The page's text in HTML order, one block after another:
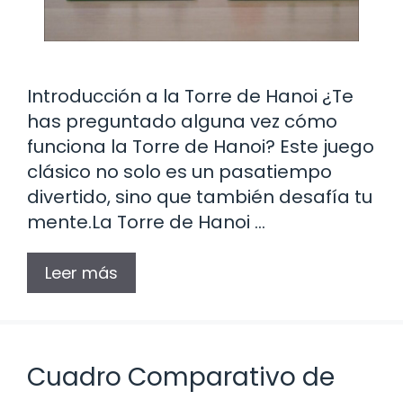
Introducción a la Torre de Hanoi ¿Te
has preguntado alguna vez cómo
funciona la Torre de Hanoi? Este juego
clásico no solo es un pasatiempo
divertido, sino que también desafía tu
mente.La Torre de Hanoi …
Leer más
Cuadro Comparativo de